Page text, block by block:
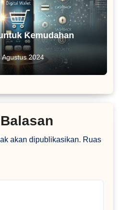
Kemudahan
Agustus 2024
akan dipublikasikan. Ruas